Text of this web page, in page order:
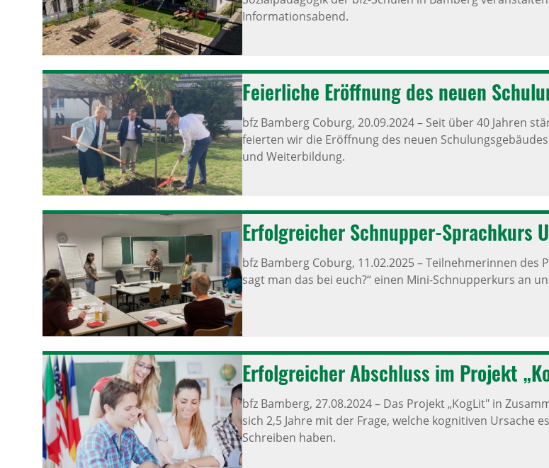
Informationsabend.
Feier­liche Eröff­nung des neuen
bfz Bamberg Coburg, 20.09.2024–Seit über 40 Jahren
feierten wir die Eröffnung des neuen
und Weiterbildung.
Erfolg­rei­cher Schnupper-Sprach­kurs
bfz Bamberg Coburg, 11.02.2025–Teilnehmerinnen des
sagt man das bei euch?“ einen Mini-Schnupperkurs an
Erfolg­rei­cher Abschluss im Projekt
bfz Bamberg, 27.08.2024–Das Projekt „KogLit" in
sich 2,5 Jahre mit der Frage, welche kognitiven Ursache
Schreiben haben.